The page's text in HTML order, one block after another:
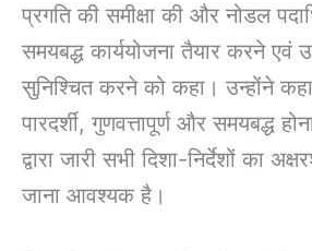
प्रगति की समीक्षा की और नोडल
समयबद्ध कार्ययोजना तैयार करने एवं
सुनिश्चित करने को कहा। उन्होंने कहा
पारदर्शी, गुणवत्तापूर्ण और समयबद्ध
द्वारा जारी सभी दिशा-निर्देशों का
जाना आवश्यक है।